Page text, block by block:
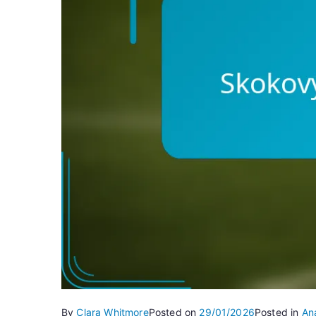
ByClara WhitmorePosted on 29/01/2026Posted in